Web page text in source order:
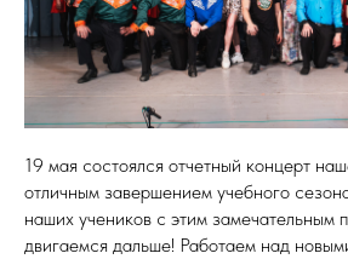
19 мая состоялся отчетный концерт
отличным завершением учебного
наших учеников с этим замечательным
двигаемся дальше! Работаем над